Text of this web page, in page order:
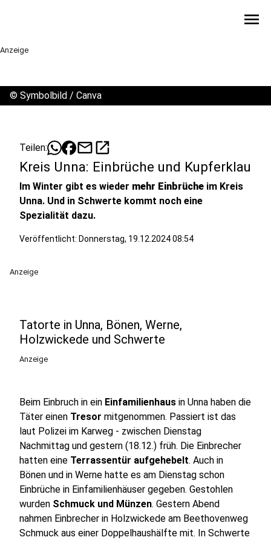
menu
Anzeige
© Symbolbild / Canva
Teilen: mailopen_in_new
Kreis Unna: Einbrüche und Kupferklau
Im Winter gibt es wieder mehr Einbrüche im Kreis
Unna. Und in Schwerte kommt noch eine
Spezialität dazu.
Veröffentlicht: Donnerstag, 19.12.2024 08:54
Anzeige
Tatorte in Unna, Bönen, Werne,
Holzwickede und Schwerte
Anzeige
Beim Einbruch in ein Einfamilienhaus in Unna haben die
Täter einen Tresor mitgenommen. Passiert ist das
laut Polizei im Karweg - zwischen Dienstag
Nachmittag und gestern (18.12.) früh. Die Einbrecher
hatten eine Terrassentür aufgehebelt. Auch in
Bönen und in Werne hatte es am Dienstag schon
Einbrüche in Einfamilienhäuser gegeben. Gestohlen
wurden Schmuck und Münzen. Gestern Abend
nahmen Einbrecher in Holzwickede am Beethovenweg
Schmuck aus einer Doppelhaushälfte mit. In Schwerte